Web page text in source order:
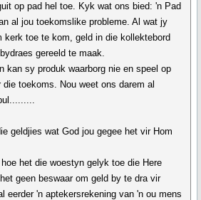
op pad hel toe. Kyk wat ons bied: 'n Pad
al jou toekomslike probleme. Al wat jy
kerk toe te kom, geld in die kollektebord
gereeld te maak.
kan sy produk waarborg nie en speel op
toekoms. Nou weet ons darem al
geldjies wat God jou gegee het vir Hom
het die woestyn gelyk toe die Here
geen beswaar om geld by te dra vir
eerder 'n aptekersrekening van 'n ou mens